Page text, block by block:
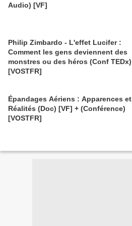
Audio) [VF]
Philip Zimbardo - L'effet Lucifer :
Comment les gens deviennent des
monstres ou des héros (Conf TEDx)
[VOSTFR]
Épandages Aériens : Apparences et
Réalités (Doc) [VF] + (Conférence)
[VOSTFR]